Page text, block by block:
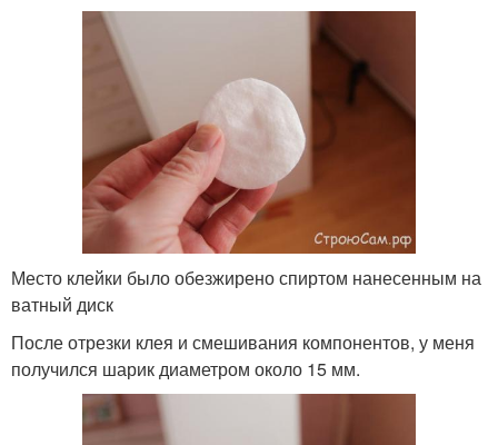
Место клейки было обезжирено спиртом нанесенным на
ватный диск
После отрезки клея и смешивания компонентов, у меня
получился шарик диаметром около 15 мм.